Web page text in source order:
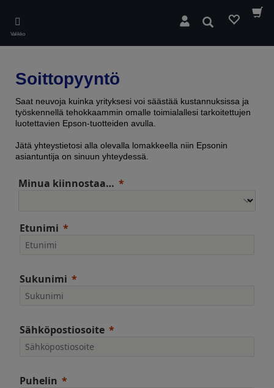
main
content
Valikko
Hae
Soittopyyntö
Saat neuvoja kuinka yrityksesi voi säästää kustannuksissa ja
työskennellä tehokkaammin omalle toimialallesi tarkoitettujen
luotettavien Epson-tuotteiden avulla.
Jätä yhteystietosi alla olevalla lomakkeella niin Epsonin
asiantuntija on sinuun yhteydessä.
Minua kiinnostaa…
Etunimi
Sukunimi
Sähköpostiosoite
Puhelin